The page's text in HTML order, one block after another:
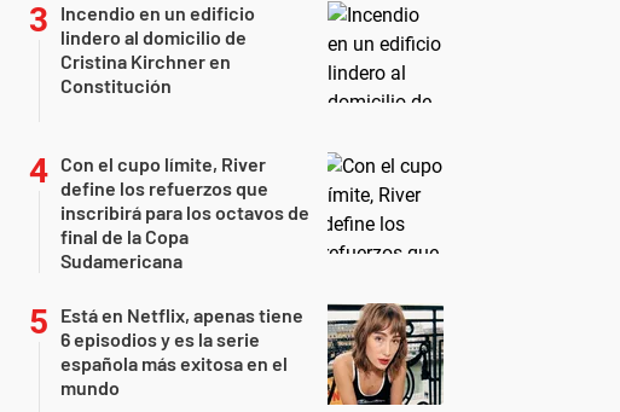
Incendio en un edificio
lindero al domicilio de
Cristina Kirchner en
Constitución
Con el cupo límite, River
define los refuerzos que
inscribirá para los octavos de
final de la Copa
Sudamericana
Está en Netflix, apenas tiene
6 episodios y es la serie
española más exitosa en el
mundo